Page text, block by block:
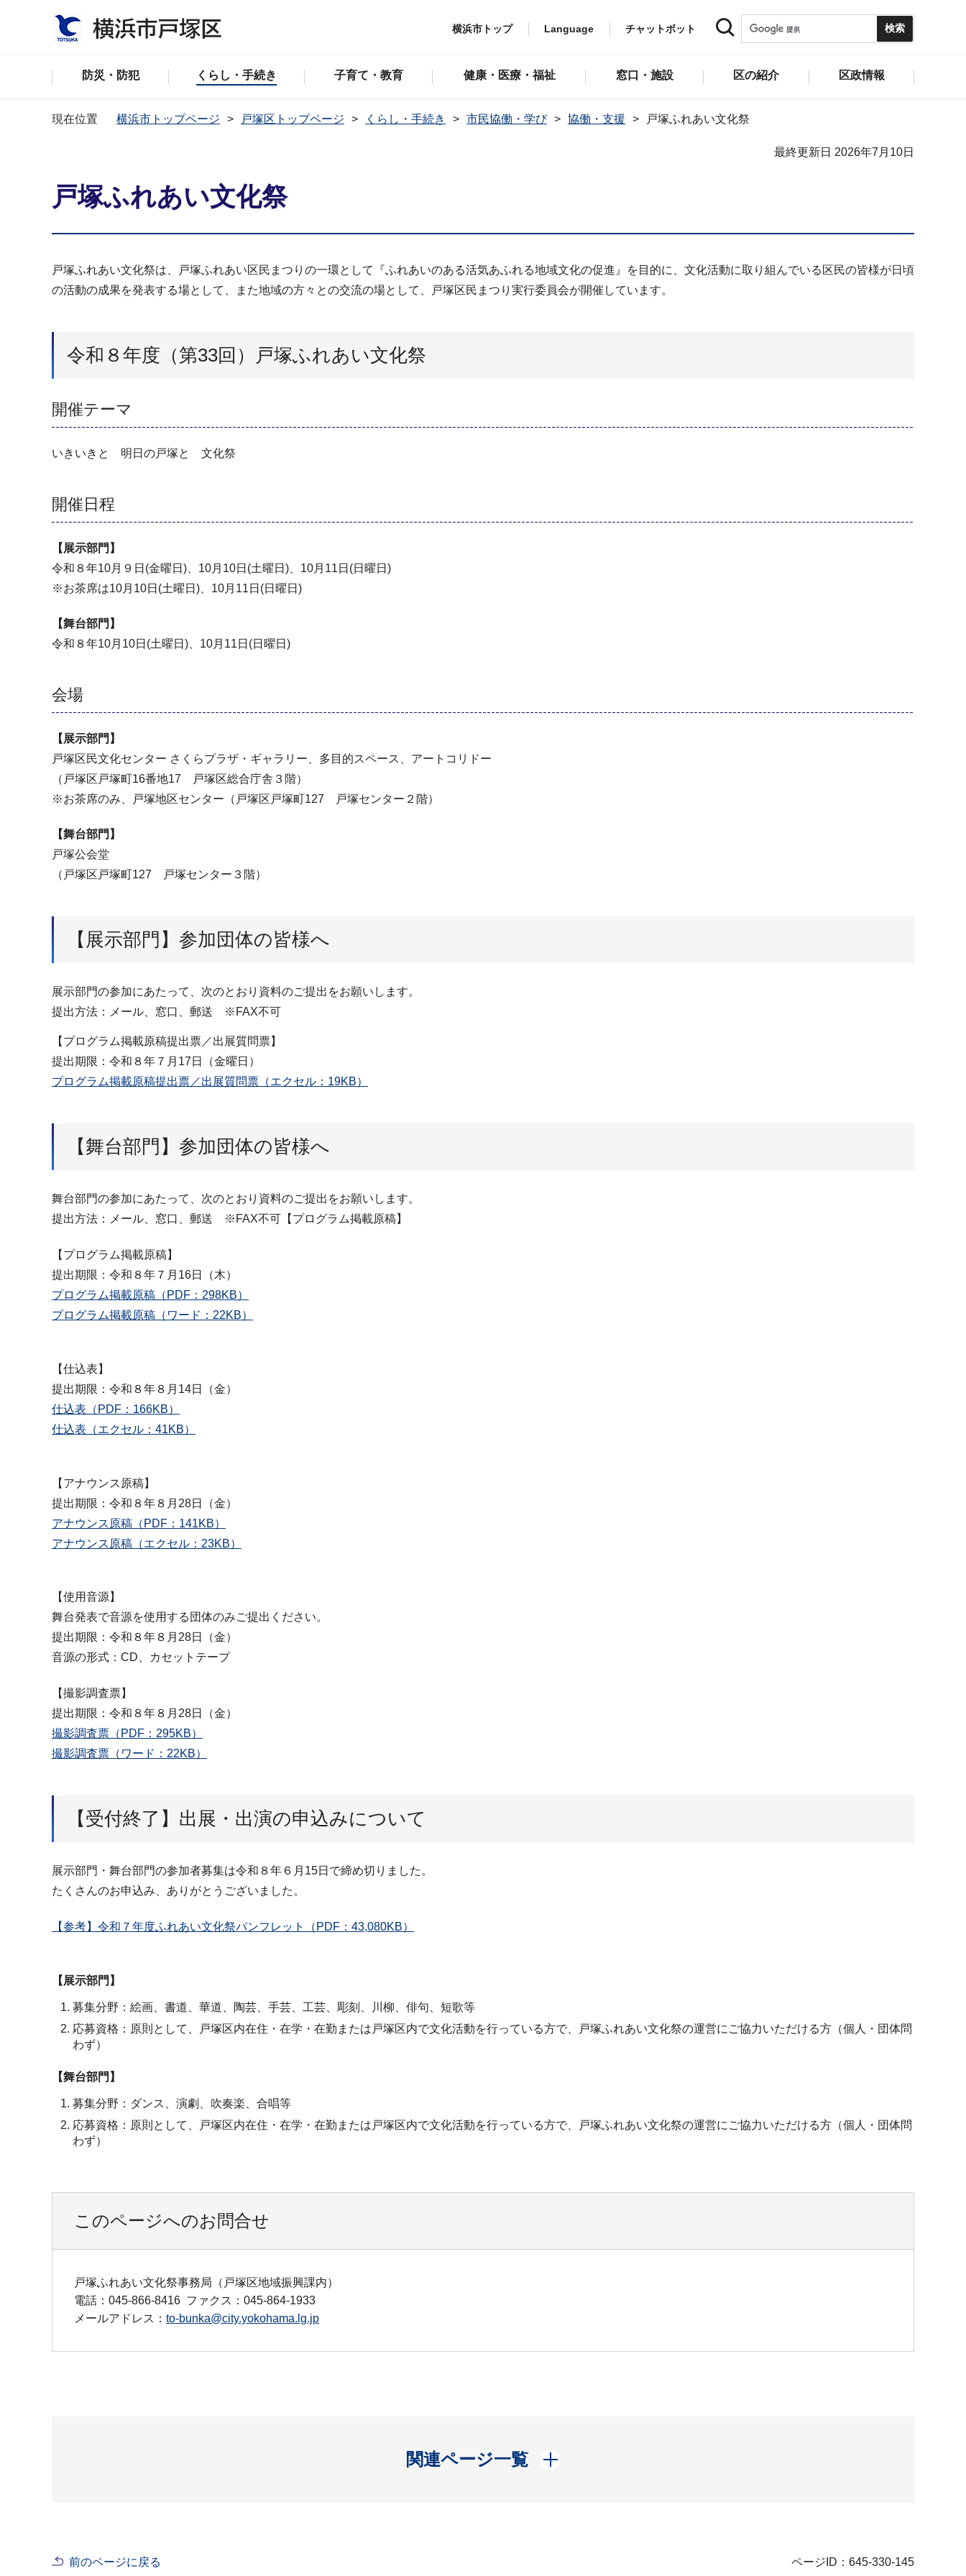
横浜市トップ Language チャットボット
防災・防犯 くらし・手続き 子育て・教育 健康・医療・福祉 窓口・施設 区の紹介 区政情報
現在位置 横浜市トップページ 戸塚区トップページ くらし・手続き 市民協働・学び 協働・支援 戸塚ふれあい文化祭
最終更新日 2026年7月10日
戸塚ふれあい文化祭
戸塚ふれあい文化祭は、戸塚ふれあい区民まつりの一環として『ふれあいのある活気あふれる地域文化の促進』を目的に、文化活動に取り組んでいる区民の皆様が日頃
の活動の成果を発表する場として、また地域の方々との交流の場として、戸塚区民まつり実行委員会が開催しています。
令和８年度（第33回）戸塚ふれあい文化祭
開催テーマ
いきいきと 明日の戸塚と 文化祭
開催日程
【展示部門】
令和８年10月９日(金曜日)、10月10日(土曜日)、10月11日(日曜日)
※お茶席は10月10日(土曜日)、10月11日(日曜日)
【舞台部門】
令和８年10月10日(土曜日)、10月11日(日曜日)
会場
【展示部門】
戸塚区民文化センター さくらプラザ・ギャラリー、多目的スペース、アートコリドー
（戸塚区戸塚町16番地17 戸塚区総合庁舎３階）
※お茶席のみ、戸塚地区センター（戸塚区戸塚町127 戸塚センター２階）
【舞台部門】
戸塚公会堂
（戸塚区戸塚町127 戸塚センター３階）
【展示部門】参加団体の皆様へ
展示部門の参加にあたって、次のとおり資料のご提出をお願いします。
提出方法：メール、窓口、郵送 ※FAX不可
【プログラム掲載原稿提出票／出展質問票】
提出期限：令和８年７月17日（金曜日）
プログラム掲載原稿提出票／出展質問票（エクセル：19KB）
【舞台部門】参加団体の皆様へ
舞台部門の参加にあたって、次のとおり資料のご提出をお願いします。
提出方法：メール、窓口、郵送 ※FAX不可【プログラム掲載原稿】
【プログラム掲載原稿】
提出期限：令和８年７月16日（木）
プログラム掲載原稿（PDF：298KB）
プログラム掲載原稿（ワード：22KB）
【仕込表】
提出期限：令和８年８月14日（金）
仕込表（PDF：166KB）
仕込表（エクセル：41KB）
【アナウンス原稿】
提出期限：令和８年８月28日（金）
アナウンス原稿（PDF：141KB）
アナウンス原稿（エクセル：23KB）
【使用音源】
舞台発表で音源を使用する団体のみご提出ください。
提出期限：令和８年８月28日（金）
音源の形式：CD、カセットテープ
【撮影調査票】
提出期限：令和８年８月28日（金）
撮影調査票（PDF：295KB）
撮影調査票（ワード：22KB）
【受付終了】出展・出演の申込みについて
展示部門・舞台部門の参加者募集は令和８年６月15日で締め切りました。
たくさんのお申込み、ありがとうございました。
【参考】令和７年度ふれあい文化祭パンフレット（PDF：43,080KB）
【展示部門】
募集分野：絵画、書道、華道、陶芸、手芸、工芸、彫刻、川柳、俳句、短歌等
応募資格：原則として、戸塚区内在住・在学・在勤または戸塚区内で文化活動を行っている方で、戸塚ふれあい文化祭の運営にご協力いただける方（個人・団体問
わず）
【舞台部門】
募集分野：ダンス、演劇、吹奏楽、合唱等
応募資格：原則として、戸塚区内在住・在学・在勤または戸塚区内で文化活動を行っている方で、戸塚ふれあい文化祭の運営にご協力いただける方（個人・団体問
わず）
このページへのお問合せ
戸塚ふれあい文化祭事務局（戸塚区地域振興課内）
電話：045-866-8416 ファクス：045-864-1933
メールアドレス： to-bunka@city.yokohama.lg.jp
関連ページ一覧
開く
前のページに戻る ページID：645-330-145